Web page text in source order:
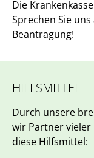
Die
Sprechen Sie
Beantragung!
HILFSMITTEL
Durch unsere
wir Partner vieler
diese Hilfsmittel: